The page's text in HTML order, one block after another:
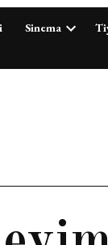
Sinema